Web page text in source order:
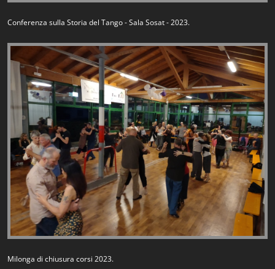
Conferenza sulla Storia del Tango - Sala Sosat - 2023.
Milonga di chiusura corsi 2023.